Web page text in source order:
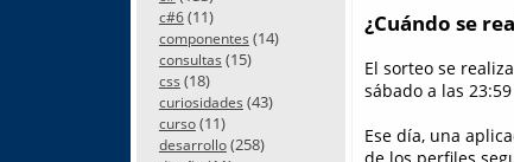
c#6(11)
componentes (14)
consultas (15)
css (18)
curiosidades (43)
curso(11)
desarrollo(258)
¿Cuándo se
El sorteo se
sábado a las
Ese día, una